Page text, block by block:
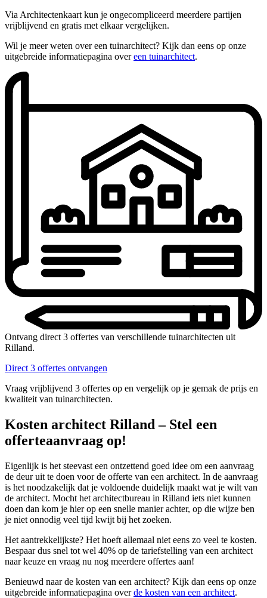
Via Architectenkaart kun je ongecompliceerd meerdere partijen
vrijblijvend en gratis met elkaar vergelijken.
Wil je meer weten over een tuinarchitect? Kijk dan eens op onze
uitgebreide informatiepagina overeen tuinarchitect.
Ontvang direct 3 offertes van verschillende tuinarchitecten uit
Rilland.
Direct 3 offertes ontvangen
Vraag vrijblijvend 3 offertes op en vergelijk op je gemak de prijs en
kwaliteit van tuinarchitecten.
Kosten architect Rilland – Stel een
offerteaanvraag op!
Eigenlijk is het steevast een ontzettend goed idee om een aanvraag
de deur uit te doen voor de offerte van een architect. In de aanvraag
is het noodzakelijk dat je voldoende duidelijk maakt wat je wilt van
de architect. Mocht het architectbureau in Rilland iets niet kunnen
doen dan kom je hier op een snelle manier achter, op die wijze ben
je niet onnodig veel tijd kwijt bij het zoeken.
Het aantrekkelijkste? Het hoeft allemaal niet eens zo veel te kosten.
Bespaar dus snel tot wel 40% op de tariefstelling van een architect
naar keuze en vraag nu nog meerdere offertes aan!
Benieuwd naar de kosten van een architect? Kijk dan eens op onze
uitgebreide informatiepagina overde kosten van een architect.